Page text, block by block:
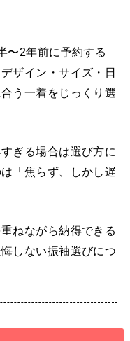
〜2年前に予約する
ザイン・サイズ・日
う一着をじっくり選
ぎる場合は選び方に
「焦らず、しかし遅
ねながら納得できる
しない振袖選びにつ